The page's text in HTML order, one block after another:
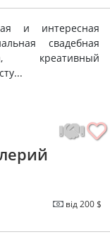
и интересная
свадебная
креативный
від 200 $